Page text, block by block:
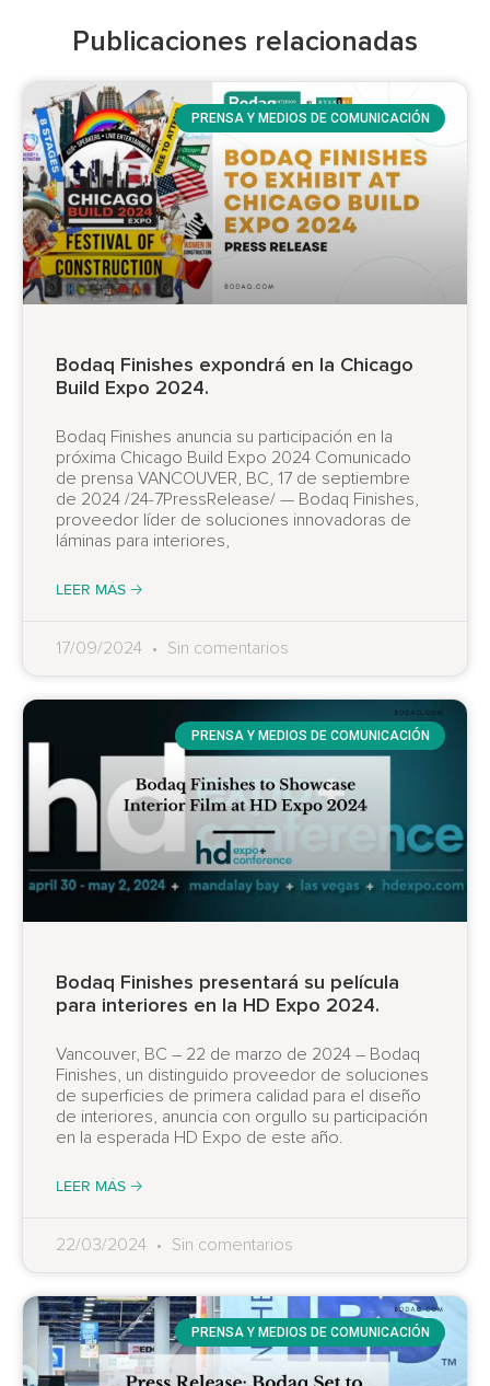
Publicaciones relacionadas
PRENSA Y MEDIOS DE COMUNICACIÓN
Bodaq Finishes expondrá en la Chicago
Build Expo 2024.
Bodaq Finishes anuncia su participación en la
próxima Chicago Build Expo 2024 Comunicado
de prensa VANCOUVER, BC, 17 de septiembre
de 2024 /24-7PressRelease/ — Bodaq Finishes,
proveedor líder de soluciones innovadoras de
láminas para interiores,
LEER MÁS 🡢
17/09/2024 Sin comentarios
PRENSA Y MEDIOS DE COMUNICACIÓN
Bodaq Finishes presentará su película
para interiores en la HD Expo 2024.
Vancouver, BC – 22 de marzo de 2024 – Bodaq
Finishes, un distinguido proveedor de soluciones
de superficies de primera calidad para el diseño
de interiores, anuncia con orgullo su participación
en la esperada HD Expo de este año.
LEER MÁS 🡢
22/03/2024 Sin comentarios
PRENSA Y MEDIOS DE COMUNICACIÓN